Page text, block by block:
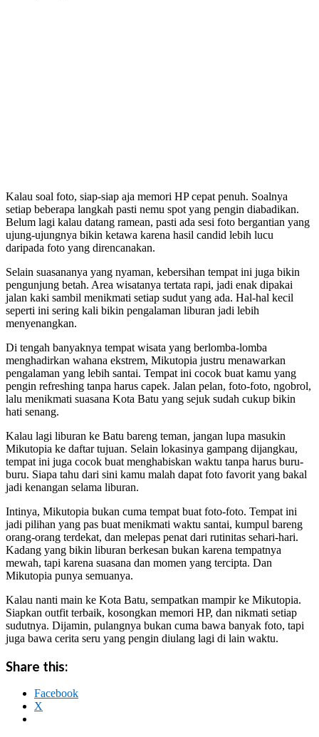
Kalau soal foto, siap-siap aja memori HP cepat penuh. Soalnya
setiap beberapa langkah pasti nemu spot yang pengin diabadikan.
Belum lagi kalau datang ramean, pasti ada sesi foto bergantian yang
ujung-ujungnya bikin ketawa karena hasil candid lebih lucu
daripada foto yang direncanakan.
Selain suasananya yang nyaman, kebersihan tempat ini juga bikin
pengunjung betah. Area wisatanya tertata rapi, jadi enak dipakai
jalan kaki sambil menikmati setiap sudut yang ada. Hal-hal kecil
seperti ini sering kali bikin pengalaman liburan jadi lebih
menyenangkan.
Di tengah banyaknya tempat wisata yang berlomba-lomba
menghadirkan wahana ekstrem, Mikutopia justru menawarkan
pengalaman yang lebih santai. Tempat ini cocok buat kamu yang
pengin refreshing tanpa harus capek. Jalan pelan, foto-foto, ngobrol,
lalu menikmati suasana Kota Batu yang sejuk sudah cukup bikin
hati senang.
Kalau lagi liburan ke Batu bareng teman, jangan lupa masukin
Mikutopia ke daftar tujuan. Selain lokasinya gampang dijangkau,
tempat ini juga cocok buat menghabiskan waktu tanpa harus buru-
buru. Siapa tahu dari sini kamu malah dapat foto favorit yang bakal
jadi kenangan selama liburan.
Intinya, Mikutopia bukan cuma tempat buat foto-foto. Tempat ini
jadi pilihan yang pas buat menikmati waktu santai, kumpul bareng
orang-orang terdekat, dan melepas penat dari rutinitas sehari-hari.
Kadang yang bikin liburan berkesan bukan karena tempatnya
mewah, tapi karena suasana dan momen yang tercipta. Dan
Mikutopia punya semuanya.
Kalau nanti main ke Kota Batu, sempatkan mampir ke Mikutopia.
Siapkan outfit terbaik, kosongkan memori HP, dan nikmati setiap
sudutnya. Dijamin, pulangnya bukan cuma bawa banyak foto, tapi
juga bawa cerita seru yang pengin diulang lagi di lain waktu.
Share this:
Facebook
X